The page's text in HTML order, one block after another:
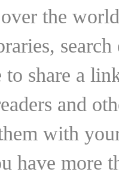
the
share a
and
with
have more